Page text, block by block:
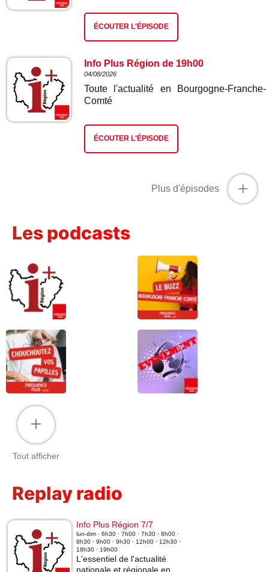
ÉCOUTER L'ÉPISODE
Info Plus Région de 19h00
04/08/2026
Toute l'actualité en Bourgogne-Franche-
Comté
ÉCOUTER L'ÉPISODE
+
Plus d'épisodes
Les podcasts
+
Tout afficher
Replay radio
Info Plus Région 7/7
lun-dim · 6h30 · 7h00 · 7h30 · 8h00 ·
8h30 · 9h00 · 9h30 · 12h00 · 12h30 ·
18h30 · 19h00
L'essentiel de l'actualité
nationale et régionale en